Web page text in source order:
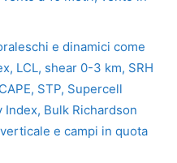
e dinamici come
LCL, shear 0-3 km, SRH
STP, Supercell
Bulk Richardson
e campi in quota